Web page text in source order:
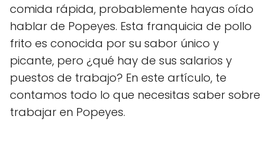
comida rápida, probablemente hayas oído
hablar de Popeyes. Esta franquicia de pollo
frito es conocida por su sabor único y
picante, pero ¿qué hay de sus salarios y
puestos de trabajo? En este artículo, te
contamos todo lo que necesitas saber sobre
trabajar en Popeyes.